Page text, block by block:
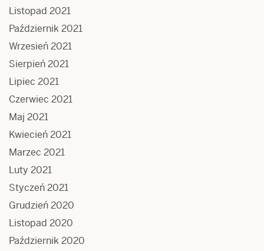
Listopad 2021
Październik 2021
Wrzesień 2021
Sierpień 2021
Lipiec 2021
Czerwiec 2021
Maj 2021
Kwiecień 2021
Marzec 2021
Luty 2021
Styczeń 2021
Grudzień 2020
Listopad 2020
Październik 2020